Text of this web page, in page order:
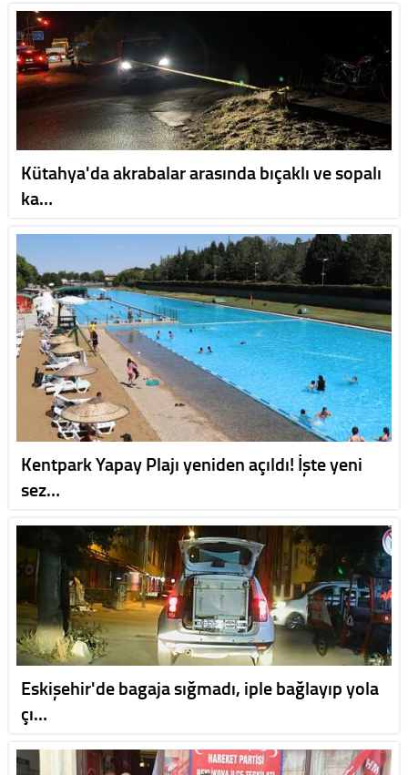
Kütahya'da akrabalar arasında bıçaklı ve sopalı
ka…
Kentpark Yapay Plajı yeniden açıldı! İşte yeni
sez…
Eskişehir'de bagaja sığmadı, iple bağlayıp yola
çı…